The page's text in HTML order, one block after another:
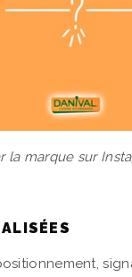
la marque sur